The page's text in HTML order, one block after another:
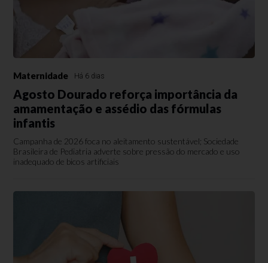
Maternidade Há 6 dias
Agosto Dourado reforça importância da
amamentação e assédio das fórmulas
infantis
Campanha de 2026 foca no aleitamento sustentável; Sociedade
Brasileira de Pediatria adverte sobre pressão do mercado e uso
inadequado de bicos artificiais